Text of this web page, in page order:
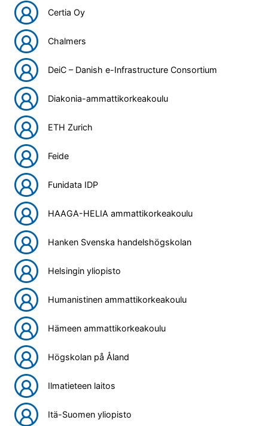
Certia Oy
Chalmers
DeiC – Danish e-Infrastructure Consortium
Diakonia-ammattikorkeakoulu
ETH Zurich
Feide
Funidata IDP
HAAGA-HELIA ammattikorkeakoulu
Hanken Svenska handelshögskolan
Helsingin yliopisto
Humanistinen ammattikorkeakoulu
Hämeen ammattikorkeakoulu
Högskolan på Åland
Ilmatieteen laitos
Itä-Suomen yliopisto